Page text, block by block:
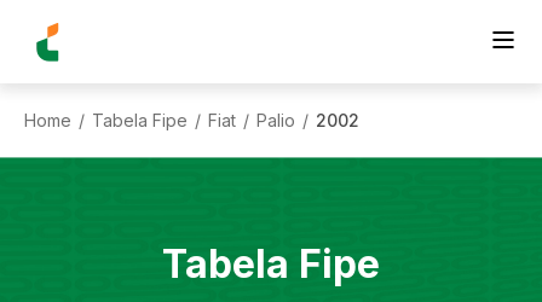
Home / Tabela Fipe / Fiat / Palio / 2002
Tabela Fipe